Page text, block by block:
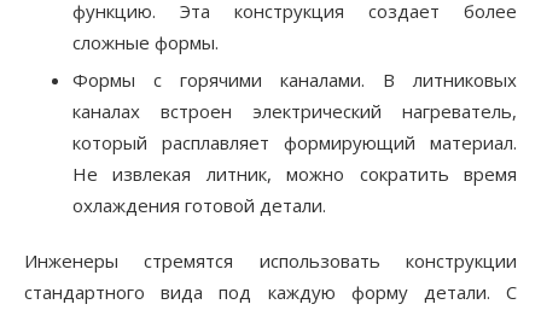
функцию. Эта конструкция создает более
сложные формы.
Формы с горячими каналами. В литниковых
каналах встроен электрический нагреватель,
который расплавляет формирующий материал.
Не извлекая литник, можно сократить время
охлаждения готовой детали.
Инженеры стремятся использовать конструкции
стандартного вида под каждую форму детали. С